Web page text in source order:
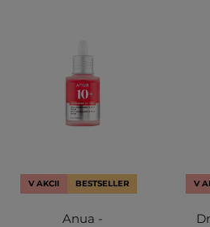
V AKCII BESTSELLER
Anua -
V